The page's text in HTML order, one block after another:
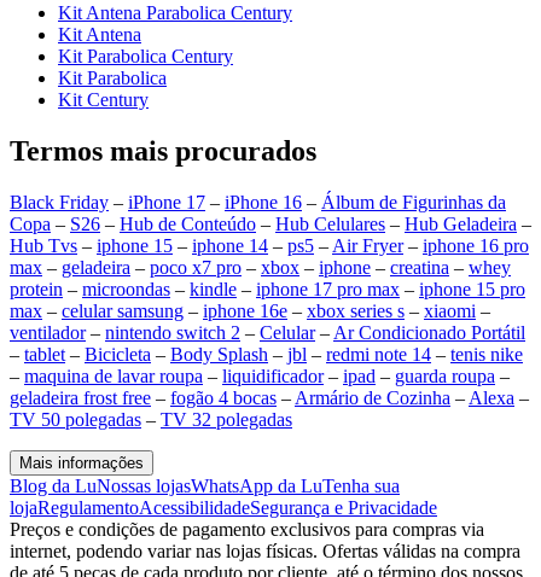
Kit Antena Parabolica Century
Kit Antena
Kit Parabolica Century
Kit Parabolica
Kit Century
Termos mais procurados
Black Friday – iPhone 17 – iPhone 16 – Álbum de Figurinhas da
Copa – S26 – Hub de Conteúdo – Hub Celulares – Hub Geladeira –
Hub Tvs – iphone 15 – iphone 14 – ps5 – Air Fryer– iphone 16 pro
max – geladeira – poco x7 pro – xbox – iphone – creatina – whey
protein – microondas – kindle – iphone 17 pro max – iphone 15 pro
max – celular samsung – iphone 16e – xbox series s – xiaomi –
ventilador– nintendo switch 2 – Celular– Ar Condicionado Portátil
– tablet – Bicicleta – Body Splash – jbl – redmi note 14 – tenis nike
– maquina de lavar roupa – liquidificador– ipad – guarda roupa –
geladeira frost free – fogão 4 bocas – Armário de Cozinha – Alexa –
TV 50 polegadas – TV 32 polegadas
Mais informações
Blog da LuNossas lojasWhatsApp da LuTenha sua
lojaRegulamentoAcessibilidadeSegurança e Privacidade
Preços e condições de pagamento exclusivos para compras via
internet, podendo variar nas lojas físicas. Ofertas válidas na compra
de até 5 peças de cada produto por cliente, até o término dos nossos